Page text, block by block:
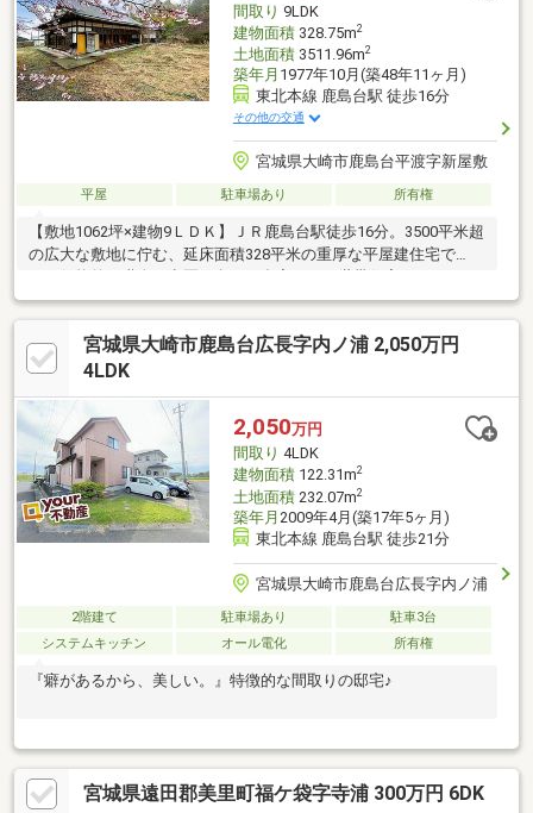
間取り 9LDK
建物面積328.75m2
土地面積3511.96m2
築年月 1977年10月(築48年11ヶ月)
東北本線 鹿島台駅 徒歩16分
その他の交通
宮城県大崎市鹿島台平渡字新屋敷
平屋 駐車場あり 所有権
【敷地1062坪×建物9ＬＤＫ】ＪＲ鹿島台駅徒歩16分。3500平米超
の広大な敷地に佇む、延床面積328平米の重厚な平屋建住宅で
付き住居、隠
宮城県大崎市鹿島台広長字内ノ浦 2,050万円
4LDK
2,050万円
間取り 4LDK
建物面積122.31m2
土地面積232.07m2
築年月 2009年4月(築17年5ヶ月)
東北本線 鹿島台駅 徒歩21分
宮城県大崎市鹿島台広長字内ノ浦
2階建て 駐車場あり
駐車3台
システムキッチン
オール電化 所有権
『癖があるから、美しい。』特徴的な間取りの邸宅♪
宮城県遠田郡美里町福ケ袋字寺浦 300万円 6DK